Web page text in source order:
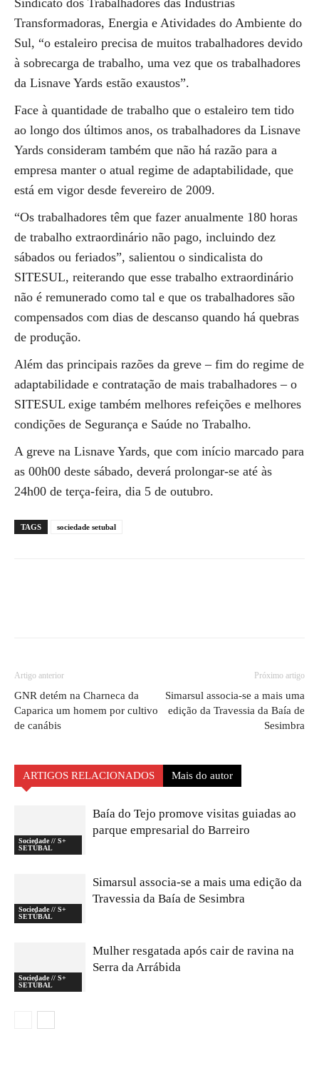
Sindicato dos Trabalhadores das Indústrias
Transformadoras, Energia e Atividades do Ambiente do
Sul, “o estaleiro precisa de muitos trabalhadores devido
à sobrecarga de trabalho, uma vez que os trabalhadores
da Lisnave Yards estão exaustos”.
Face à quantidade de trabalho que o estaleiro tem tido
ao longo dos últimos anos, os trabalhadores da Lisnave
Yards consideram também que não há razão para a
empresa manter o atual regime de adaptabilidade, que
está em vigor desde fevereiro de 2009.
“Os trabalhadores têm que fazer anualmente 180 horas
de trabalho extraordinário não pago, incluindo dez
sábados ou feriados”, salientou o sindicalista do
SITESUL, reiterando que esse trabalho extraordinário
não é remunerado como tal e que os trabalhadores são
compensados com dias de descanso quando há quebras
de produção.
Além das principais razões da greve – fim do regime de
adaptabilidade e contratação de mais trabalhadores – o
SITESUL exige também melhores refeições e melhores
condições de Segurança e Saúde no Trabalho.
A greve na Lisnave Yards, que com início marcado para
as 00h00 deste sábado, deverá prolongar-se até às
24h00 de terça-feira, dia 5 de outubro.
TAGS sociedade setubal
Artigo anterior
GNR detém na Charneca da
Caparica um homem por cultivo
de canábis
Próximo artigo
Simarsul associa-se a mais uma
edição da Travessia da Baía de
Sesimbra
ARTIGOS RELACIONADOS Mais do autor
Sociedade // S+
SETÚBAL
Baía do Tejo promove visitas guiadas ao
parque empresarial do Barreiro
Sociedade // S+
SETÚBAL
Simarsul associa-se a mais uma edição da
Travessia da Baía de Sesimbra
Sociedade // S+
SETÚBAL
Mulher resgatada após cair de ravina na
Serra da Arrábida